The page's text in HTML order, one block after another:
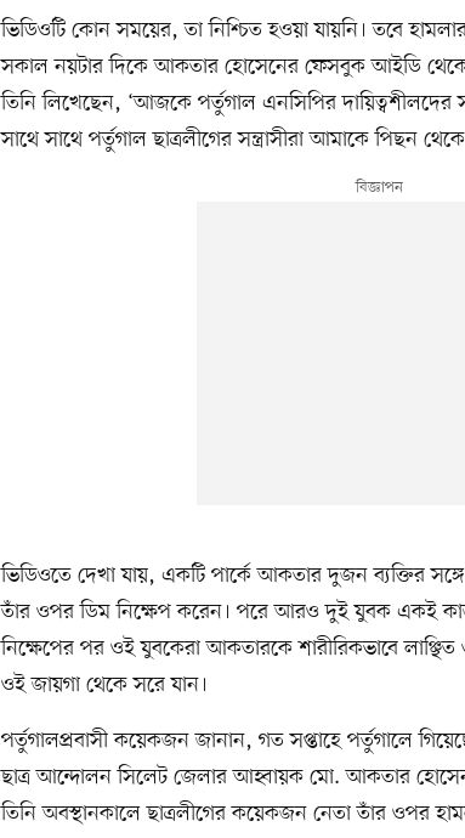
ভিডিওটি কোন সময়ের, তা নিশ্চিত হওয়া যায়নি। তবে
সকাল নয়টার দিকে আকতার হোসেনের ফেসবুক আইডি
তিনি লিখেছেন, ‘আজকে পর্তুগাল এনসিপির দায়িত্বশীলদের
সাথে সাথে পর্তুগাল ছাত্রলীগের সন্ত্রাসীরা আমাকে পিছন
ভিডিওতে দেখা যায়, একটি পার্কে আকতার দুজন ব্যক্তির
তাঁর ওপর ডিম নিক্ষেপ করেন। পরে আরও দুই যুবক একই
নিক্ষেপের পর ওই যুবকেরা আকতারকে শারীরিকভাবে
ওই জায়গা থেকে সরে যান।
পর্তুগালপ্রবাসী কয়েকজন জানান, গত সপ্তাহে পর্তুগালে
ছাত্র আন্দোলন সিলেট জেলার আহ্বায়ক মো. আকতার
তিনি অবস্থানকালে ছাত্রলীগের কয়েকজন নেতা তাঁর ওপর